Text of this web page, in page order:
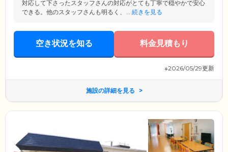
対応して下さったスタッフさんの対応がとても丁寧で穏やかで安心
できる。他のスタッフさんも明るく、... 続きを見る
空き状況を知る 料金見積もり
※2026/05/29更新
施設の詳細を見る